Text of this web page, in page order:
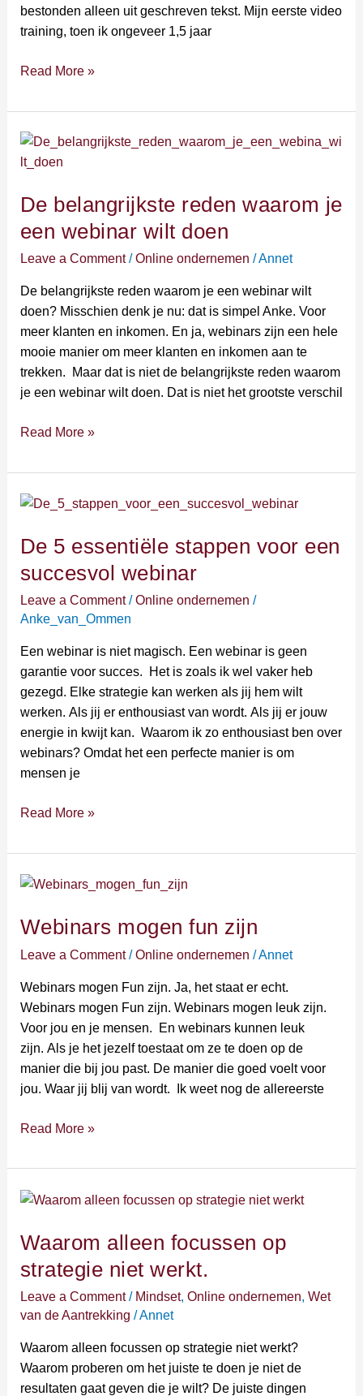
bestonden alleen uit geschreven tekst. Mijn eerste video
training, toen ik ongeveer 1,5 jaar
Read More »
De belangrijkste reden waarom je
een webinar wilt doen
Leave a Comment /Online ondernemen /Annet
De belangrijkste reden waarom je een webinar wilt
doen? Misschien denk je nu: dat is simpel Anke. Voor
meer klanten en inkomen. En ja, webinars zijn een hele
mooie manier om meer klanten en inkomen aan te
trekken. Maar dat is niet de belangrijkste reden waarom
je een webinar wilt doen. Dat is niet het grootste verschil
De
belangrijkste
waarom
een
webinar
wilt
doen
Read More »
De 5 essentiële stappen voor een
succesvol webinar
Leave a Comment /Online ondernemen /
Anke_van_Ommen
Een webinar is niet magisch. Een webinar is geen
garantie voor succes. Het is zoals ik wel vaker heb
gezegd. Elke strategie kan werken als jij hem wilt
werken. Als jij er enthousiast van wordt. Als jij er jouw
energie in kwijt kan. Waarom ik zo enthousiast ben over
webinars? Omdat het een perfecte manier is om
mensen je
De
essentiële
voor
een
succesvol
webinar
Read More »
Webinars mogen fun zijn
Leave a Comment /Online ondernemen /Annet
Webinars mogen Fun zijn. Ja, het staat er echt.
Webinars mogen Fun zijn. Webinars mogen leuk zijn.
Voor jou en je mensen. En webinars kunnen leuk
zijn. Als je het jezelf toestaat om ze te doen op de
manier die bij jou past. De manier die goed voelt voor
jou. Waar jij blij van wordt. Ik weet nog de allereerste
Webinars
fun
Read More »
Waarom alleen focussen op
strategie niet werkt.
Leave a Comment / Mindset, Online ondernemen, Wet
van de Aantrekking /Annet
Waarom alleen focussen op strategie niet werkt?
Waarom proberen om het juiste te doen je niet de
resultaten gaat geven die je wilt? De juiste dingen
Waarom
focussen
strategie
niet
werkt.